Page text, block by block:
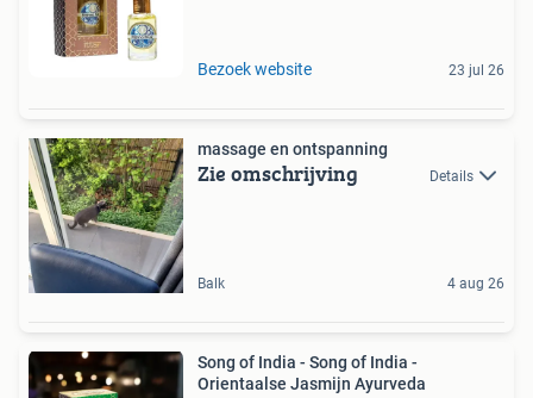
Bezoek website 23 jul 26
massage en ontspanning
Zie omschrijving Details
Balk 4 aug 26
Song of India - Song of India -
Orientaalse Jasmijn Ayurveda